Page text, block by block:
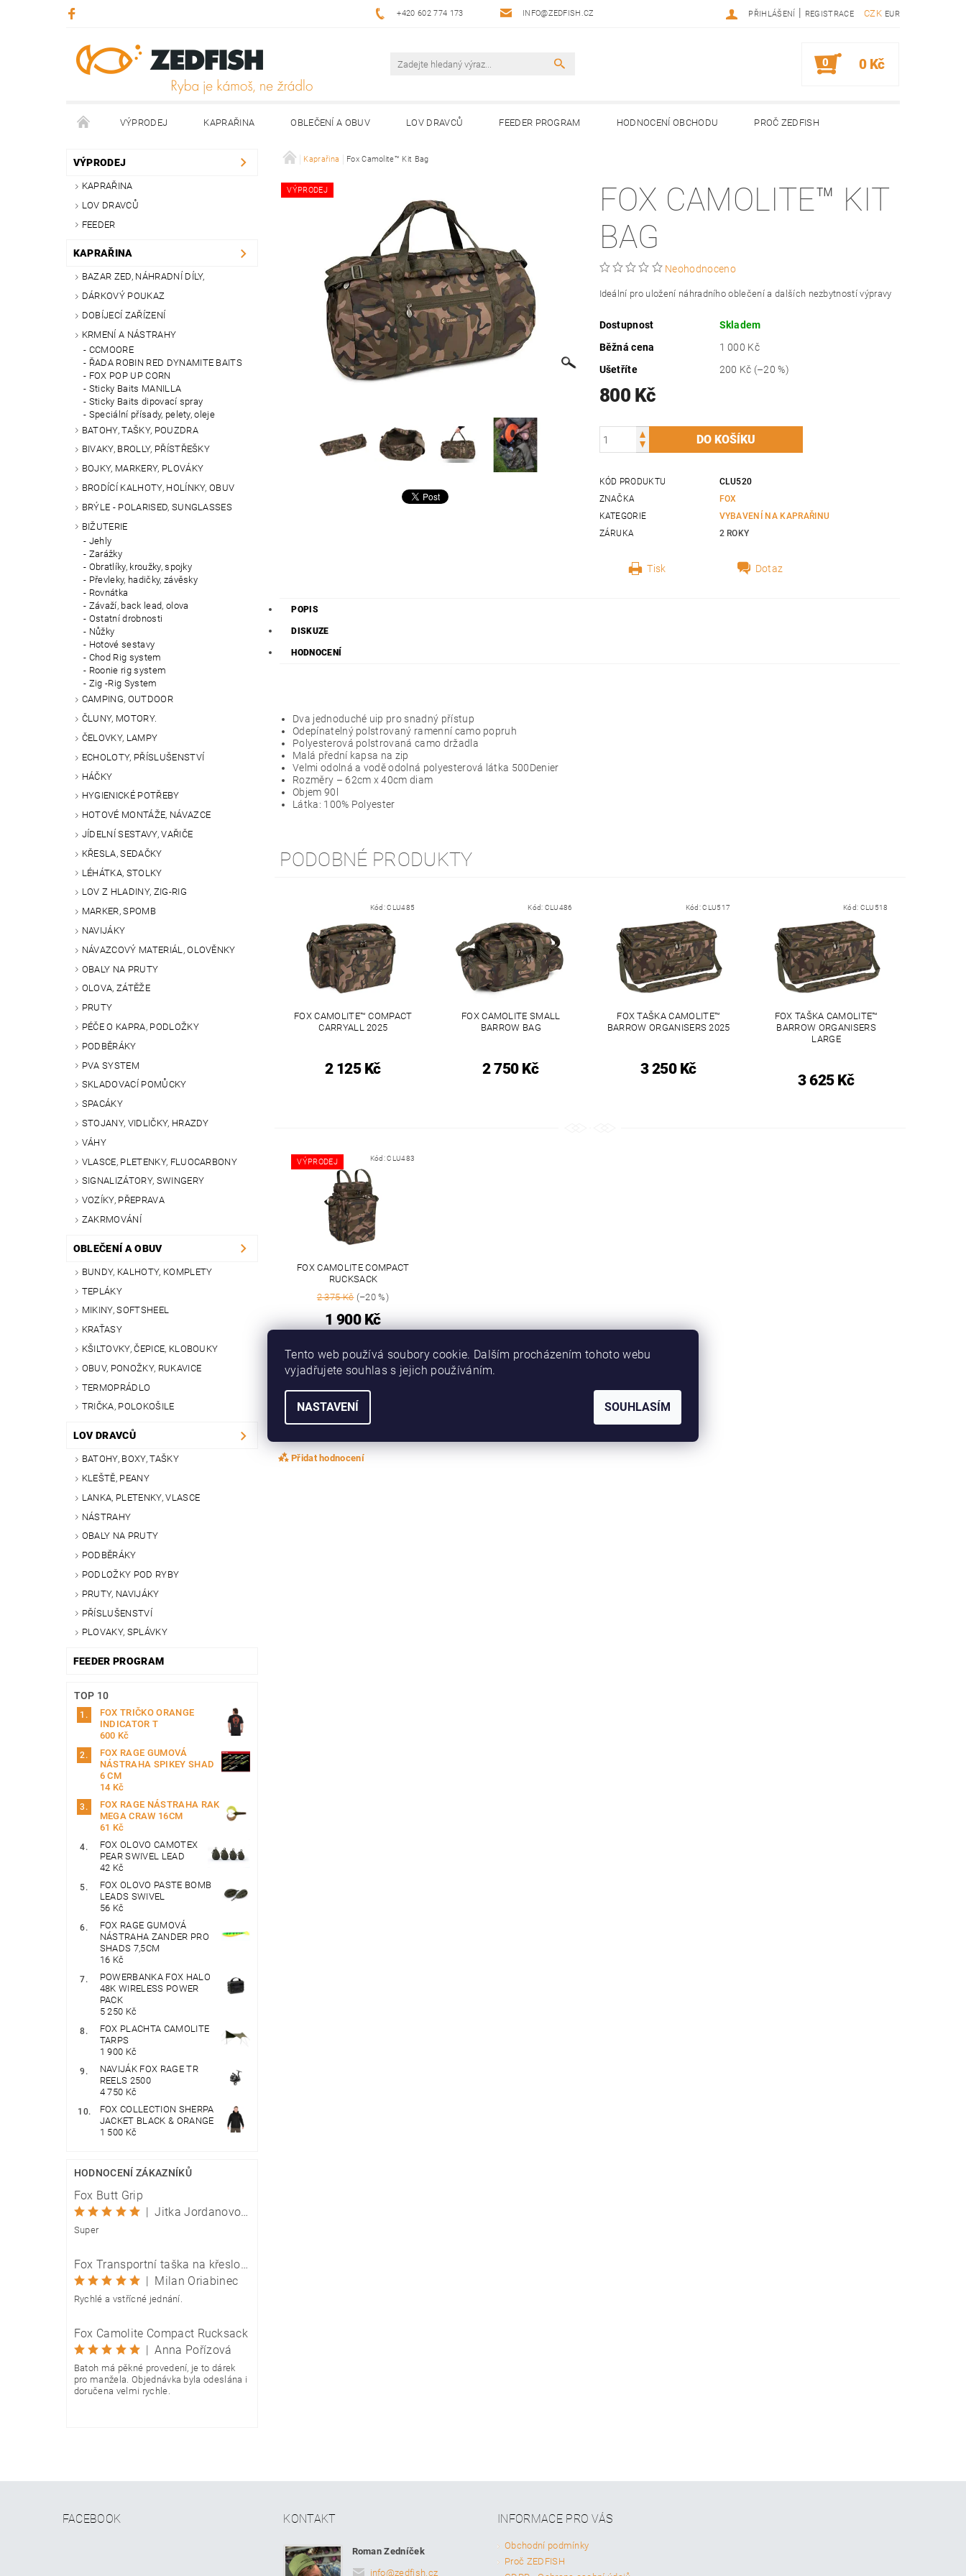
+420 602 774 173 INFO@ZEDFISH.CZ CZK EUR
PŘIHLÁŠENÍ | REGISTRACE
0 0 Kč
VÝPRODEJ KAPRAŘINA OBLEČENÍ A OBUV LOV DRAVCŮ FEEDER PROGRAM HODNOCENÍ OBCHODU PROČ ZEDFISH
KONTAKTY
VÝPRODEJ
KAPRAŘINA
LOV DRAVCŮ
FEEDER
KAPRAŘINA
BAZAR ZED, NÁHRADNÍ DÍLY,
DÁRKOVÝ POUKAZ
DOBÍJECÍ ZAŘÍZENÍ
KRMENÍ A NÁSTRAHY
CCMOORE
ŘADA ROBIN RED DYNAMITE BAITS
FOX POP UP CORN
Sticky Baits MANILLA
Sticky Baits dipovací spray
Speciální přísady, pelety, oleje
BATOHY, TAŠKY, POUZDRA
BIVAKY, BROLLY, PŘÍSTŘEŠKY
BOJKY, MARKERY, PLOVÁKY
BRODÍCÍ KALHOTY, HOLÍNKY, OBUV
BRÝLE - POLARISED, SUNGLASSES
BIŽUTERIE
Jehly
Zarážky
Obratlíky, kroužky, spojky
Převleky, hadičky, závěsky
Rovnátka
Závaží, back lead, olova
Ostatní drobnosti
Nůžky
Hotové sestavy
Chod Rig system
Roonie rig system
Zig -Rig System
CAMPING, OUTDOOR
ČLUNY, MOTORY.
ČELOVKY, LAMPY
ECHOLOTY, PŘÍSLUŠENSTVÍ
HÁČKY
HYGIENICKÉ POTŘEBY
HOTOVÉ MONTÁŽE, NÁVAZCE
JÍDELNÍ SESTAVY, VAŘIČE
KŘESLA, SEDAČKY
LÉHÁTKA, STOLKY
LOV Z HLADINY, ZIG-RIG
MARKER, SPOMB
NAVIJÁKY
NÁVAZCOVÝ MATERIÁL, OLOVĚNKY
OBALY NA PRUTY
OLOVA, ZÁTĚŽE
PRUTY
PÉČE O KAPRA, PODLOŽKY
PODBĚRÁKY
PVA SYSTEM
SKLADOVACÍ POMŮCKY
SPACÁKY
STOJANY, VIDLIČKY, HRAZDY
VÁHY
VLASCE, PLETENKY, FLUOCARBONY
SIGNALIZÁTORY, SWINGERY
VOZÍKY, PŘEPRAVA
ZAKRMOVÁNÍ
OBLEČENÍ A OBUV
BUNDY, KALHOTY, KOMPLETY
TEPLÁKY
MIKINY, SOFTSHEEL
KRAŤASY
KŠILTOVKY, ČEPICE, KLOBOUKY
OBUV, PONOŽKY, RUKAVICE
TERMOPRÁDLO
TRIČKA, POLOKOŠILE
LOV DRAVCŮ
BATOHY, BOXY, TAŠKY
KLEŠTĚ, PEANY
LANKA, PLETENKY, VLASCE
NÁSTRAHY
OBALY NA PRUTY
PODBĚRÁKY
PODLOŽKY POD RYBY
PRUTY, NAVIJÁKY
PŘÍSLUŠENSTVÍ
PLOVAKY, SPLÁVKY
FEEDER PROGRAM
TOP 10
FOX TRIČKO ORANGE
INDICATOR T
600 Kč
FOX RAGE GUMOVÁ
NÁSTRAHA SPIKEY SHAD
6 CM
14 Kč
FOX RAGE NÁSTRAHA RAK
MEGA CRAW 16CM
61 Kč
FOX OLOVO CAMOTEX
PEAR SWIVEL LEAD
42 Kč
FOX OLOVO PASTE BOMB
LEADS SWIVEL
56 Kč
FOX RAGE GUMOVÁ
NÁSTRAHA ZANDER PRO
SHADS 7,5CM
16 Kč
POWERBANKA FOX HALO
48K WIRELESS POWER
PACK
5 250 Kč
FOX PLACHTA CAMOLITE
TARPS
1 900 Kč
NAVIJÁK FOX RAGE TR
REELS 2500
4 750 Kč
FOX COLLECTION SHERPA
JACKET BLACK & ORANGE
1 500 Kč
HODNOCENÍ ZÁKAZNÍKŮ
Fox Butt Grip
|
Jitka Jordanovová
Super
Fox Transportní taška na křeslo Camolite Chair Bag
| Milan Oriabinec
Rychlé a vstřícné jednání.
Fox Camolite Compact Rucksack
| Anna Pořízová
Batoh má pěkné provedení, je to dárek
pro manžela. Objednávka byla odeslána i
doručena velmi rychle.
Kaprařina Fox Camolite™ Kit Bag
VÝPRODEJ
FOX CAMOLITE™ KIT
BAG
Neohodnoceno
Ideální pro uložení náhradního oblečení a dalších nezbytností výpravy
Dostupnost
Skladem
Běžná cena
1 000 Kč
Ušetříte
200 Kč (–20 %)
800 Kč
KÓD PRODUKTU
CLU520
ZNAČKA
FOX
KATEGORIE
VYBAVENÍ NA KAPRAŘINU
ZÁRUKA
2 ROKY
Tisk Dotaz
POPIS
DISKUZE
HODNOCENÍ
Dva jednoduché uip pro snadný přístup
Odepínatelný polstrovaný ramenní camo popruh
Polyesterová polstrovaná camo držadla
Malá přední kapsa na zip
Velmi odolná a vodě odolná polyesterová látka 500Denier
Rozměry – 62cm x 40cm diam
Objem 90l
Látka: 100% Polyester
PODOBNÉ PRODUKTY
Kód:CLU485
FOX CAMOLITE™ COMPACT
CARRYALL 2025
2 125 Kč
Kód: CLU486
FOX CAMOLITE SMALL
BARROW BAG
2 750 Kč
Kód:CLU517
FOX TAŠKA CAMOLITE™
BARROW ORGANISERS 2025
3 250 Kč
Kód: CLU518
FOX TAŠKA CAMOLITE™
BARROW ORGANISERS
LARGE
3 625 Kč
VÝPRODEJ Kód:CLU483
FOX CAMOLITE COMPACT
RUCKSACK
2 375 Kč(–20 %)
1 900 Kč
Přidat hodnocení
FACEBOOK KONTAKT
Roman Zedníček
info@zedfish.cz
INFORMACE PRO VÁS
Obchodní podmínky
Proč ZEDFISH
Tento web používá soubory cookie. Dalším procházením tohoto webu
vyjadřujete souhlas s jejich používáním.
NASTAVENÍ SOUHLASÍM